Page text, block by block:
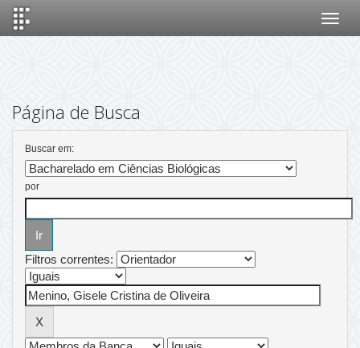
Página de Busca
Buscar em:
por
Filtros correntes: